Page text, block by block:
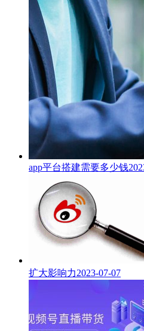
app平台搭建需要多少钱
扩大影响力2023-07-07